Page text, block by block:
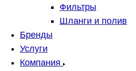
Фильтры
Шланги и полив
Бренды
Услуги
Компания